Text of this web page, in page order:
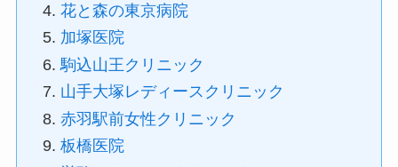
花と森の東京病院
加塚医院
駒込山王クリニック
山手大塚レディースクリニック
赤羽駅前女性クリニック
板橋医院